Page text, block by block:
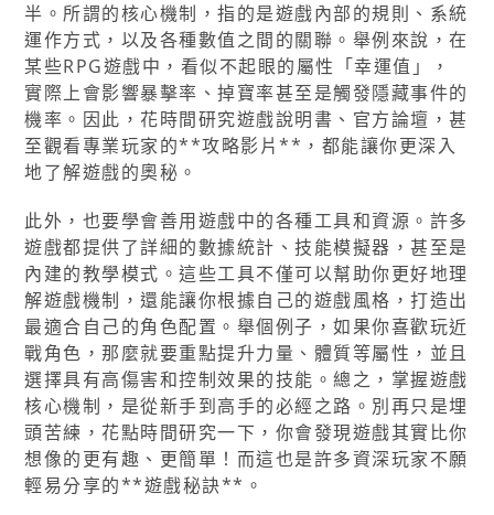
半。所謂的核心機制，指的是遊戲內部的規則、系統
運作方式，以及各種數值之間的關聯。舉例來說，在
某些RPG遊戲中，看似不起眼的屬性「幸運值」，
實際上會影響暴擊率、掉寶率甚至是觸發隱藏事件的
機率。因此，花時間研究遊戲說明書、官方論壇，甚
至觀看專業玩家的**攻略影片**，都能讓你更深入
地了解遊戲的奧秘。
此外，也要學會善用遊戲中的各種工具和資源。許多
遊戲都提供了詳細的數據統計、技能模擬器，甚至是
內建的教學模式。這些工具不僅可以幫助你更好地理
解遊戲機制，還能讓你根據自己的遊戲風格，打造出
最適合自己的角色配置。舉個例子，如果你喜歡玩近
戰角色，那麼就要重點提升力量、體質等屬性，並且
選擇具有高傷害和控制效果的技能。總之，掌握遊戲
核心機制，是從新手到高手的必經之路。別再只是埋
頭苦練，花點時間研究一下，你會發現遊戲其實比你
想像的更有趣、更簡單！而這也是許多資深玩家不願
輕易分享的**遊戲秘訣**。